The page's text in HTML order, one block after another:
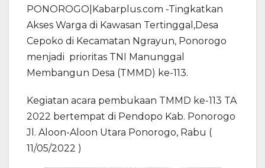
PONOROGO|Kabarplus.com -Tingkatkan
Akses Warga di Kawasan Tertinggal,Desa
Cepoko di Kecamatan Ngrayun, Ponorogo
menjadi prioritas TNI Manunggal
Membangun Desa (TMMD) ke-113.
Kegiatan acara pembukaan TMMD ke-113 TA
2022 bertempat di Pendopo Kab. Ponorogo
Jl. Aloon-Aloon Utara Ponorogo, Rabu (
11/05/2022 )